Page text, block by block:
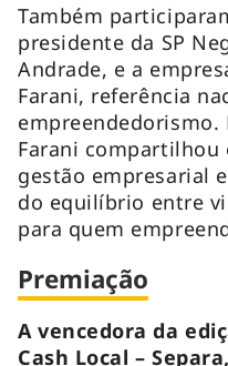
Também
presidente da SP
Andrade, e a
Farani, referência
Farani compartilhou
gestão empresarial
do equilíbrio entre
para quem
Premiação
A vencedora da
Cash Local –